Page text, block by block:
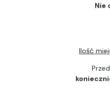
Nie
Ilość